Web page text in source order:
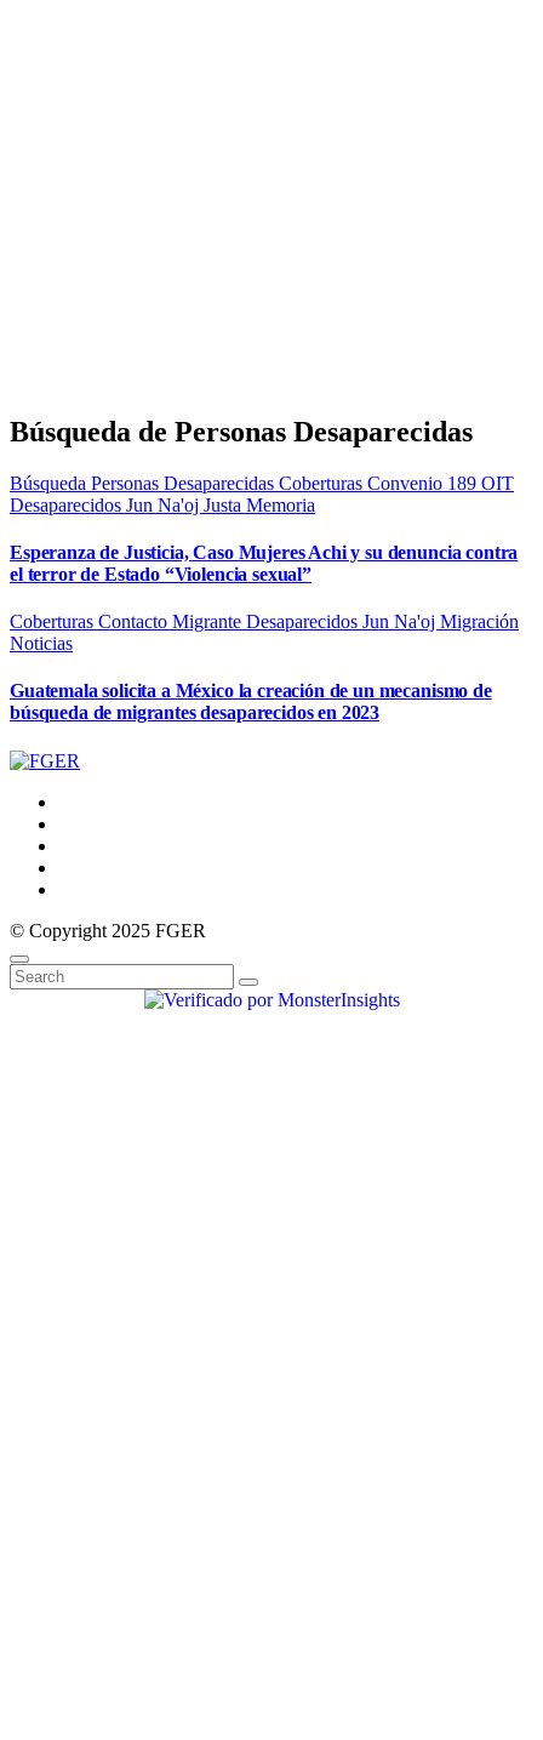
Búsqueda de Personas Desaparecidas
Búsqueda Personas Desaparecidas Coberturas Convenio 189 OIT
Desaparecidos Jun Na'oj Justa Memoria
Esperanza de Justicia, Caso Mujeres Achi y su denuncia contra
el terror de Estado “Violencia sexual”
Coberturas Contacto Migrante Desaparecidos Jun Na'oj Migración
Noticias
Guatemala solicita a México la creación de un mecanismo de
búsqueda de migrantes desaparecidos en 2023
© Copyright 2025 FGER